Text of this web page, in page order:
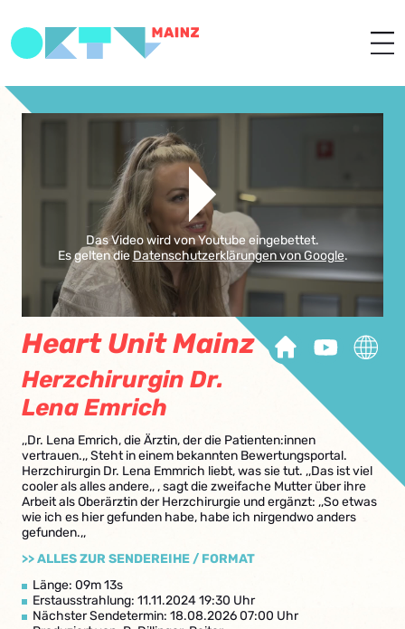
Das Video wird von Youtube eingebettet.
Es gelten die Datenschutzerklärungen von Google.
Heart Unit Mainz
Herzchirurgin Dr.
Lena Emrich
,,Dr. Lena Emrich, die Ärztin, der die Patienten:innen
vertrauen.,, Steht in einem bekannten Bewertungsportal.
Herzchirurgin Dr. Lena Emmrich liebt, was sie tut. ,,Das ist viel
cooler als alles andere,, , sagt die zweifache Mutter über ihre
Arbeit als Oberärztin der Herzchirurgie und ergänzt: ,,So etwas
wie ich es hier gefunden habe, habe ich nirgendwo anders
gefunden.,,
>> ALLES ZUR SENDEREIHE / FORMAT
Länge: 09m 13s
Erstausstrahlung: 11.11.2024 19:30 Uhr
Nächster Sendetermin: 18.08.2026 07:00 Uhr